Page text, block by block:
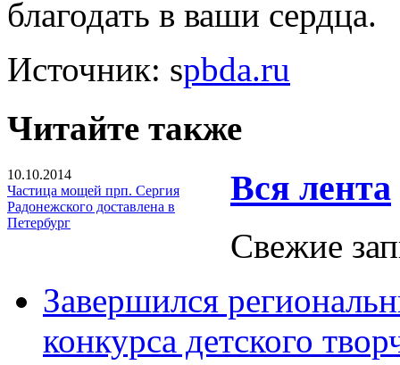
благодать в ваши сердца.
Источник: spbda.ru
Читайте также
10.10.2014
Частица мощей прп. Сергия
Радонежского доставлена в
Петербург
Вся лента
Свежие
Завершился
конкурса детского